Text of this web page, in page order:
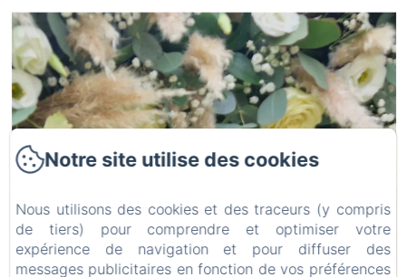
Notre site utilise des cookies
Nous utilisons des cookies et des traceurs (y compris
de tiers) pour comprendre et optimiser votre
expérience de navigation et pour diffuser des
messages publicitaires en fonction de vos préférences